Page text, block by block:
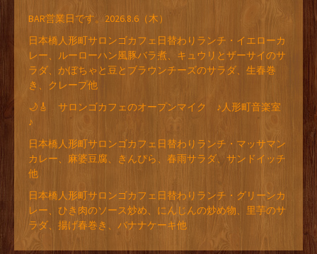
BAR営業日です。2026.8.6（木）
日本橋人形町サロンゴカフェ日替わりランチ・イエローカ
レー、ルーローハン風豚バラ煮、キュウリとザーサイのサ
ラダ、かぼちゃと豆とブラウンチーズのサラダ、生春巻
き、クレープ他
🌙🎸 サロンゴカフェのオープンマイク ♪人形町音楽室
♪
日本橋人形町サロンゴカフェ日替わりランチ・マッサマン
カレー、麻婆豆腐、きんぴら、春雨サラダ、サンドイッチ
他
日本橋人形町サロンゴカフェ日替わりランチ・グリーンカ
レー、ひき肉のソース炒め、にんじんの炒め物、里芋のサ
ラダ、揚げ春巻き、バナナケーキ他